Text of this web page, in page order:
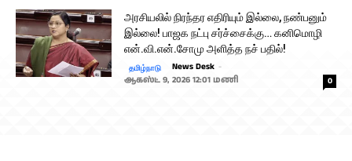
அரசியலில் நிரந்தர எதிரியும் இல்லை, நண்பனும்
இல்லை! பாஜக நட்பு சர்ச்சைக்கு… கனிமொழி
என்.வி.என்.சோமு அளித்த நச் பதில்!
தமிழ்நாடு News Desk -
ஆகஸ்ட் 9, 2026 12:01 மணி
0